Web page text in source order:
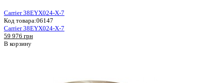
Carrier 38EYX024-X-7
Код товара:06147
Carrier 38EYX024-X-7
59 976 грн
В корзину